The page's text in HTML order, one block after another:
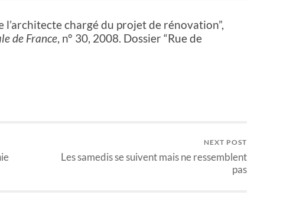
l’architecte chargé du projet de rénovation”,
de France, n° 30, 2008. Dossier “Rue de
NEXT POST
Les samedis se suivent mais ne ressemblent
pas